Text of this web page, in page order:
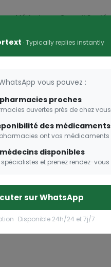
Médecins Conseil Santé
· Typically replies instantly
vous pouvez :
proches
ouvertes près de chez vous
des médicaments
ont vos médicaments
disponibles
et prenez rendez-vous
sur WhatsApp
· Disponible 24h/24 et 7j/7